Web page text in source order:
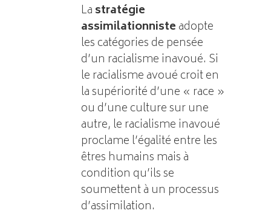
Lastratégie
assimilationnisteadopte
les catégories de pensée
d’un racialisme inavoué. Si
le racialisme avoué croit en
la supériorité d’une « race »
ou d’une culture sur une
autre, le racialisme inavoué
proclame l’égalité entre les
êtres humains mais à
condition qu’ils se
soumettent à un processus
d’assimilation.